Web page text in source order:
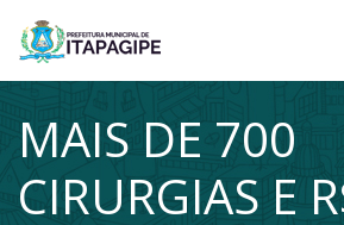
MAIS DE 700
CIRURGIAS E